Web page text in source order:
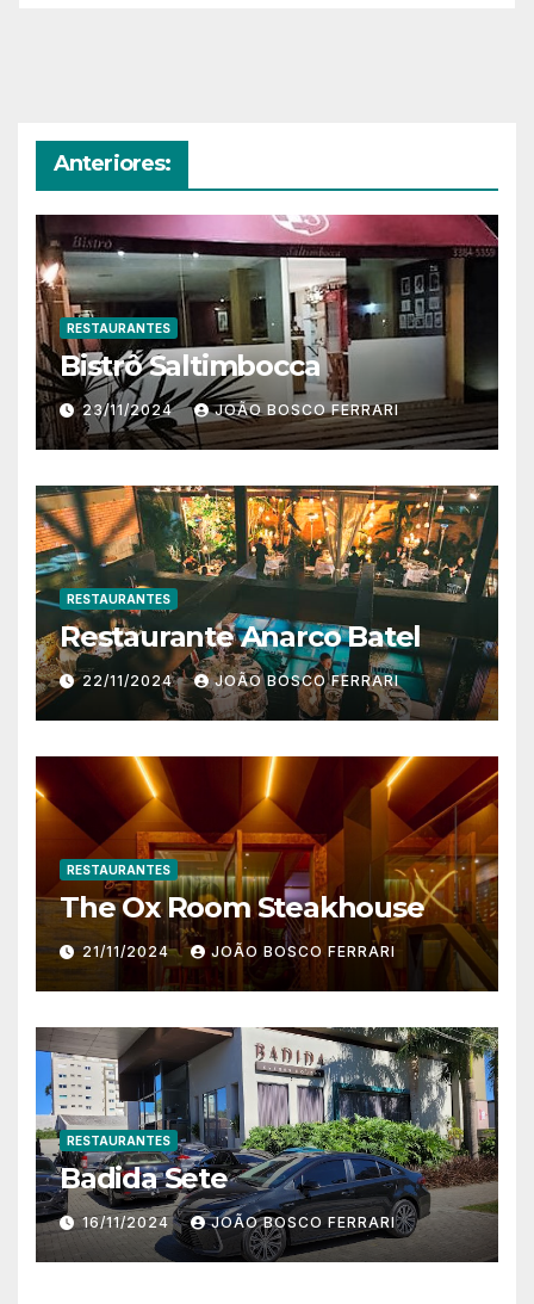
Anteriores:
RESTAURANTES
Bistrô Saltimbocca
23/11/2024 JOÃO BOSCO FERRARI
RESTAURANTES
Restaurante Anarco Batel
22/11/2024 JOÃO BOSCO FERRARI
RESTAURANTES
The Ox Room Steakhouse
21/11/2024 JOÃO BOSCO FERRARI
RESTAURANTES
Badida Sete
16/11/2024 JOÃO BOSCO FERRARI